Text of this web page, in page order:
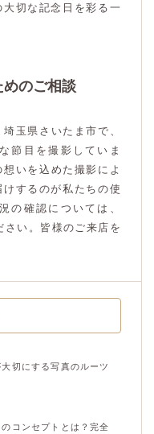
切な記念日を彩る一
のご相談
玉県さいたま市で、
節目を撮影していま
いを込めた撮影によ
するのが私たちの使
の確認については、
い。皆様のご来店を
切にする写真のルーツ
コンセプトとは？完全